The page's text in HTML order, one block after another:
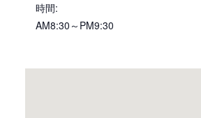
時間:
AM8:30～PM9:30